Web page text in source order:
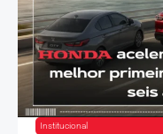
Institucional